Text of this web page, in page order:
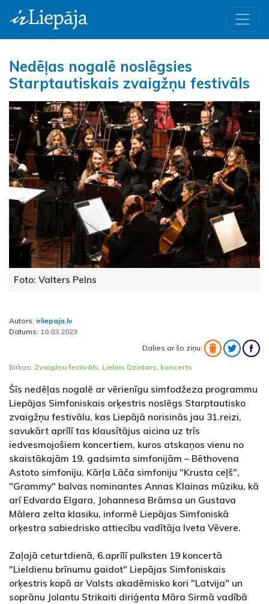
Nedēļas nogalē noslēgsies
Starptautiskais zvaigžņu festivāls
Foto: Valters Pelns
Autors: irliepaja.lv
Datums: 10.03.2023
Dalies ar šo ziņu:
Birkas: Zvaigžņu festivāls, Lielais Dzintars, koncerts
Šīs nedēļas nogalē ar vērienīgu simfodžeza programmu
Liepājas Simfoniskais orķestris noslēgs Starptautisko
zvaigžņu festivālu, kas Liepājā norisinās jau 31.reizi,
savukārt aprīlī tas klausītājus aicina uz trīs
iedvesmojošiem koncertiem, kuros atskaņos vienu no
skaistākajām 19. gadsimta simfonijām – Bēthovena
Astoto simfoniju, Kārļa Lāča simfoniju "Krusta ceļš",
"Grammy" balvas nominantes Annas Klainas mūziku, kā
arī Edvarda Elgara, Johannesa Brāmsa un Gustava
Mālera zelta klasiku, informē Liepājas Simfoniskā
orķestra sabiedrisko attiecību vadītāja Iveta Vēvere.
Zaļajā ceturtdienā, 6.aprīlī pulksten 19 koncertā
"Lieldienu brīnumu gaidot" Liepājas Simfoniskais
orķestris kopā ar Valsts akadēmisko kori "Latvija" un
soprānu Jolantu Strikaiti diriģenta Māra Sirmā vadībā